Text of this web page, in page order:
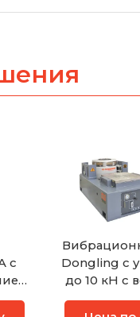
с
Dongling с
до 10 кН с